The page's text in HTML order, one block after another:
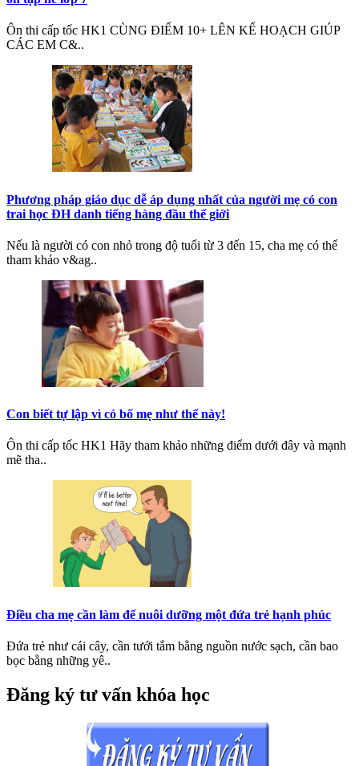
Ôn thi cấp tốc HK1 CÙNG ĐIỂM 10+ LÊN KẾ HOẠCH GIÚP
CÁC EM C&..
Phương pháp giáo dục dễ áp dụng nhất của người mẹ có con
trai học ĐH danh tiếng hàng đầu thế giới
Nếu là người có con nhỏ trong độ tuổi từ 3 đến 15, cha mẹ có thể
tham khảo v&ag..
Con biết tự lập vì có bố mẹ như thế này!
Ôn thi cấp tốc HK1 Hãy tham khảo những điểm dưới đây và mạnh
mẽ tha..
Điều cha mẹ cần làm để nuôi dưỡng một đứa trẻ hạnh phúc
Đứa trẻ như cái cây, cần tưới tắm bằng nguồn nước sạch, cần bao
bọc bằng những yê..
Đăng ký tư vấn khóa học